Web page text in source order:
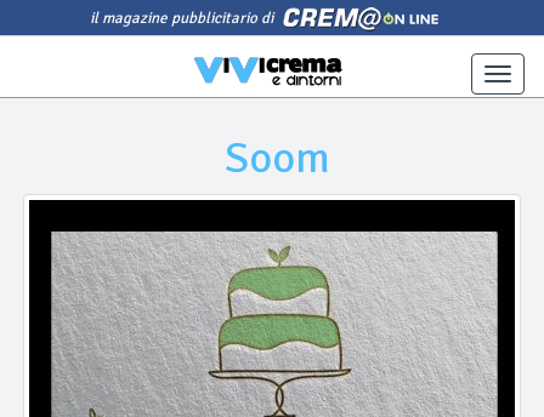
il magazine pubblicitario di
Toggle
Soom